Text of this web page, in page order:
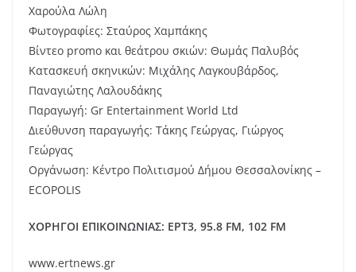
Χαρούλα Λώλη
Φωτογραφίες: Σταύρος Χαμπάκης
Βίντεο promo και θεάτρου σκιών: Θωμάς Παλυβός
Κατασκευή σκηνικών: Μιχάλης Λαγκουβάρδος,
Παναγιώτης Λαλουδάκης
Παραγωγή: Gr Entertainment World Ltd
Διεύθυνση παραγωγής: Τάκης Γεώργας, Γιώργος
Γεώργας
Οργάνωση: Κέντρο Πολιτισμού Δήμου Θεσσαλονίκης –
ECOPOLIS
ΧΟΡΗΓΟΙ ΕΠΙΚΟΙΝΩΝΙΑΣ: ΕΡΤ3, 95.8 FM, 102 FM
www.ertnews.gr